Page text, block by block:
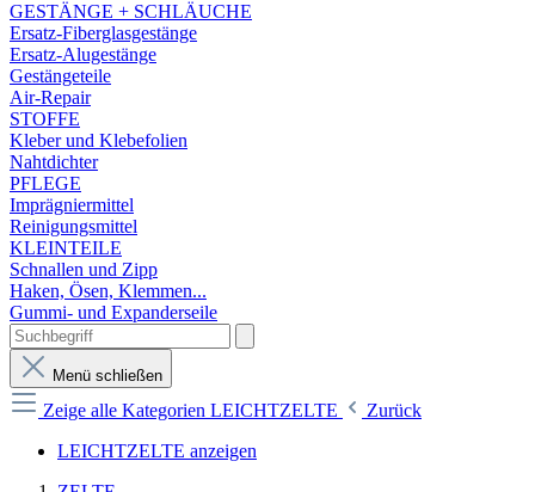
GESTÄNGE + SCHLÄUCHE
Ersatz-Fiberglasgestänge
Ersatz-Alugestänge
Gestängeteile
Air-Repair
STOFFE
Kleber und Klebefolien
Nahtdichter
PFLEGE
Imprägniermittel
Reinigungsmittel
KLEINTEILE
Schnallen und Zipp
Haken, Ösen, Klemmen...
Gummi- und Expanderseile
Menü schließen
Zeige alle Kategorien LEICHTZELTE
Zurück
LEICHTZELTE anzeigen